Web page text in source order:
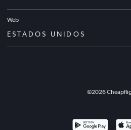
Web
ESTADOS UNIDOS
©2026